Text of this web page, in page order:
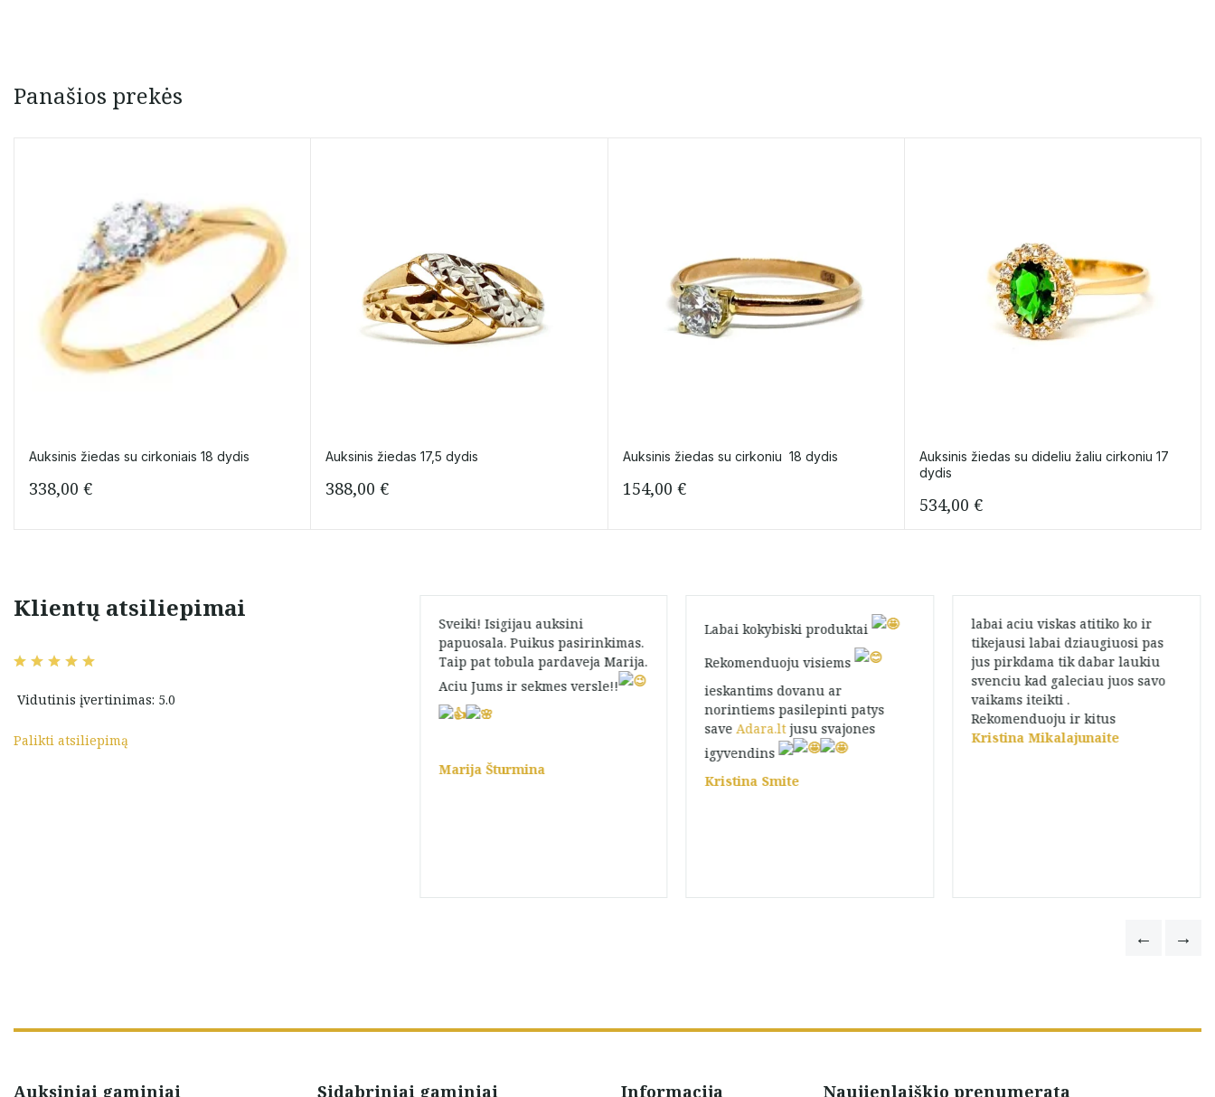
Panašios prekės
Auksinis žiedas su cirkoniais 18 dydis
338,00 €
Auksinis žiedas 17,5 dydis
388,00€
Auksinis žiedas su cirkoniu 18 dydis
154,00 €
Auksinis žiedas su dideliu žaliu cirkoniu 17
dydis
534,00 €
Klientų atsiliepimai
Vidutinis įvertinimas: 5.0
Palikti atsiliepimą
galima gauti
didžiausios sėkmės prekyboje
Sveiki! Isigijau auksini
papuosala. Puikus pasirinkimas.
Taip pat tobula pardaveja Marija.
Aciu Jums ir sekmes versle!!
Marija Šturmina
Labai kokybiski produktai
Rekomenduoju visiems
ieskantims dovanu ar
norintiems pasilepinti patys
saveAdara.ltjusu svajones
igyvendins
Kristina Smite
labai aciu viskas atitiko ko ir
tikejausi labai dziaugiuosi pas
jus pirkdama tik dabar laukiu
svenciu kad galeciau juos savo
vaikams iteikti .
Rekomenduoju ir kitus
Kristina Mikalajunaite
Auksiniai gaminiai Sidabriniai gaminiai Informacija Naujienlaiškio prenumerata